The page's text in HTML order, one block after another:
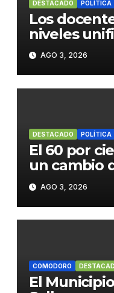
DESTACADO POLÍTICA
Los
niveles
paran y se
AGO 3, 2026
DESTACADO POLÍTICA
El 60 por
un cambio
AGO 3, 2026
COMODORO
El